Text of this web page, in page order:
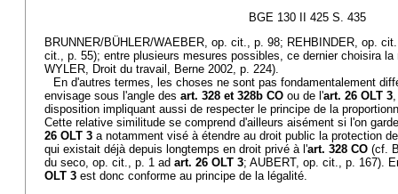
BGE 130 II 425 S. 435
BRUNNER/BÜHLER/WAEBER, op. cit., p. 98; REHBINDER, op.
cit., p. 55); entre plusieurs mesures possibles, ce dernier choisira
WYLER, Droit du travail, Berne 2002, p. 224).
En d'autres termes, les choses ne sont pas fondamentalement
envisage sous l'angle des art. 328 et 328b CO ou de l'art. 26 OLT 3
disposition impliquant aussi de respecter le principe de la
Cette relative similitude se comprend d'ailleurs aisément si l'on
26 OLT 3 a notamment visé à étendre au droit public la protection
qui existait déjà depuis longtemps en droit privé à l'art. 328 CO (cf.
du seco, op. cit., p. 1 ad art. 26 OLT 3; AUBERT, op. cit., p. 167).
OLT 3 est donc conforme au principe de la légalité.